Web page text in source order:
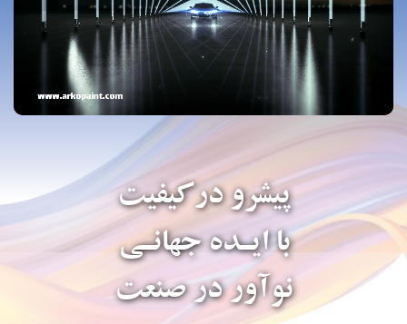
پیشرو درکیفیت
با ایـده جهانـی
نوآور در صنعت